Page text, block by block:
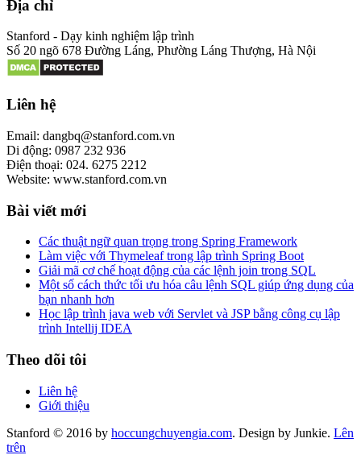
Địa chỉ
Stanford - Dạy kinh nghiệm lập trình
Số 20 ngõ 678 Đường Láng, Phường Láng Thượng, Hà Nội
Liên hệ
Email: dangbq@stanford.com.vn
Di động: 0987 232 936
Điện thoại: 024. 6275 2212
Website: www.stanford.com.vn
Bài viết mới
Các thuật ngữ quan trọng trong Spring Framework
Làm việc với Thymeleaf trong lập trình Spring Boot
Giải mã cơ chế hoạt động của các lệnh join trong SQL
Một số cách thức tối ưu hóa câu lệnh SQL giúp ứng dụng của
bạn nhanh hơn
Học lập trình java web với Servlet và JSP bằng công cụ lập
trình Intellij IDEA
Theo dõi tôi
Liên hệ
Giới thiệu
Stanford © 2016 by hoccungchuyengia.com. Design by Junkie. Lên
trên